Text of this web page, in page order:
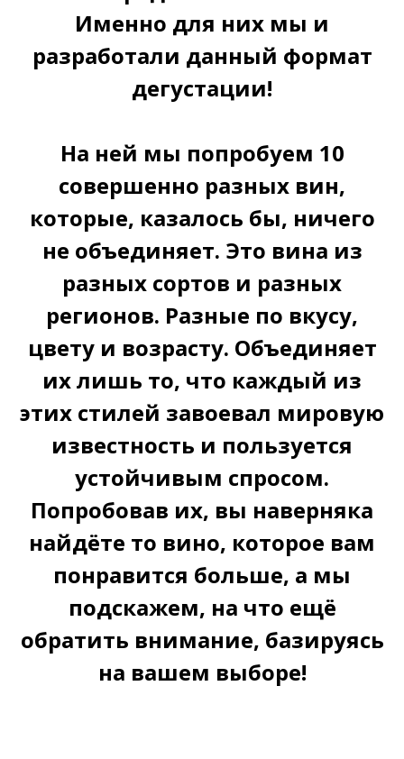
Именно для них мы и
разработали данный формат
дегустации!
На ней мы попробуем 10
совершенно разных вин,
которые, казалось бы, ничего
не объединяет. Это вина из
разных сортов и разных
регионов. Разные по вкусу,
цвету и возрасту. Объединяет
их лишь то, что каждый из
этих стилей завоевал мировую
известность и пользуется
устойчивым спросом.
Попробовав их, вы наверняка
найдёте то вино, которое вам
понравится больше, а мы
подскажем, на что ещё
обратить внимание, базируясь
на вашем выборе!